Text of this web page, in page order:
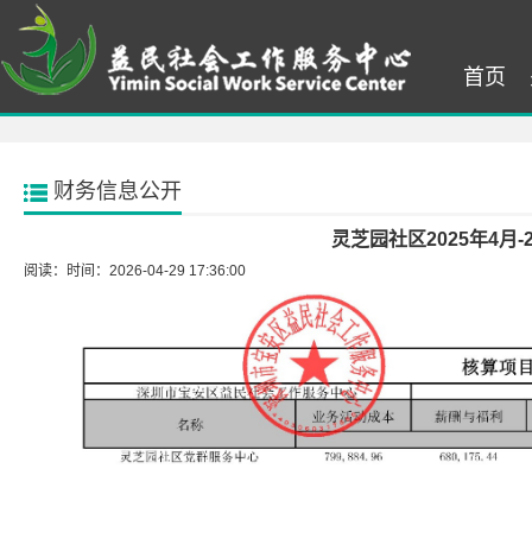
首页
财务信息公开
灵芝园社区2025年4月-
阅读： 时间：2026-04-29 17:36:00